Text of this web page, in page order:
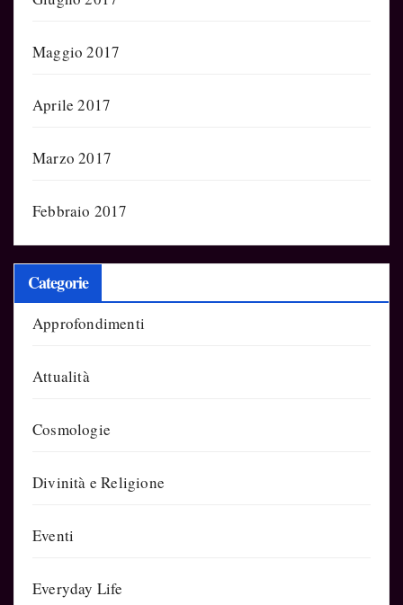
Maggio 2017
Aprile 2017
Marzo 2017
Febbraio 2017
Categorie
Approfondimenti
Attualità
Cosmologie
Divinità e Religione
Eventi
Everyday Life